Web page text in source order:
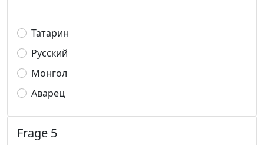
Татарин
Русский
Монгол
Аварец
Frage 5